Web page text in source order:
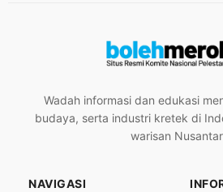
Wadah informasi dan edukasi
budaya, serta industri kretek di
warisan
NAVIGASI